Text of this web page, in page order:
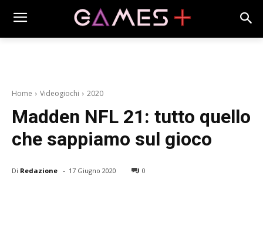
Home Videogiochi 2020
Madden NFL 21: tutto quello
che sappiamo sul gioco
Di Redazione - 17 Giugno 2020 0